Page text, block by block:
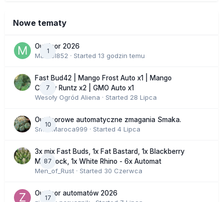
Nowe tematy
1
Outdoor 2026
Marcel852 · Started 13 godzin temu
7
Fast Bud42 | Mango Frost Auto x1 | Mango
Cherry Runtz x2 | GMO Auto x1
Wesoły Ogród Aliena · Started 28 Lipca
10
Outdoorowe automatyczne zmagania Smaka.
SmakMaroca999 · Started 4 Lipca
87
3x mix Fast Buds, 1x Fat Bastard, 1x Blackberry
Moonrock, 1x White Rhino - 6x Automat
Men_of_Rust · Started 30 Czerwca
17
Outdoor automatów 2026